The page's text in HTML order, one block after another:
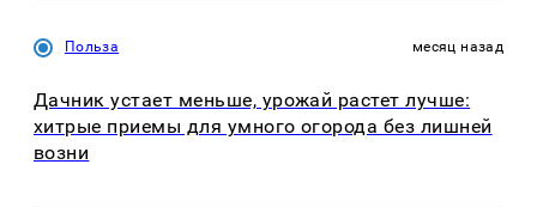
Польза месяц назад
Дачник устает меньше, урожай растет лучше:
хитрые приемы для умного огорода без лишней
возни